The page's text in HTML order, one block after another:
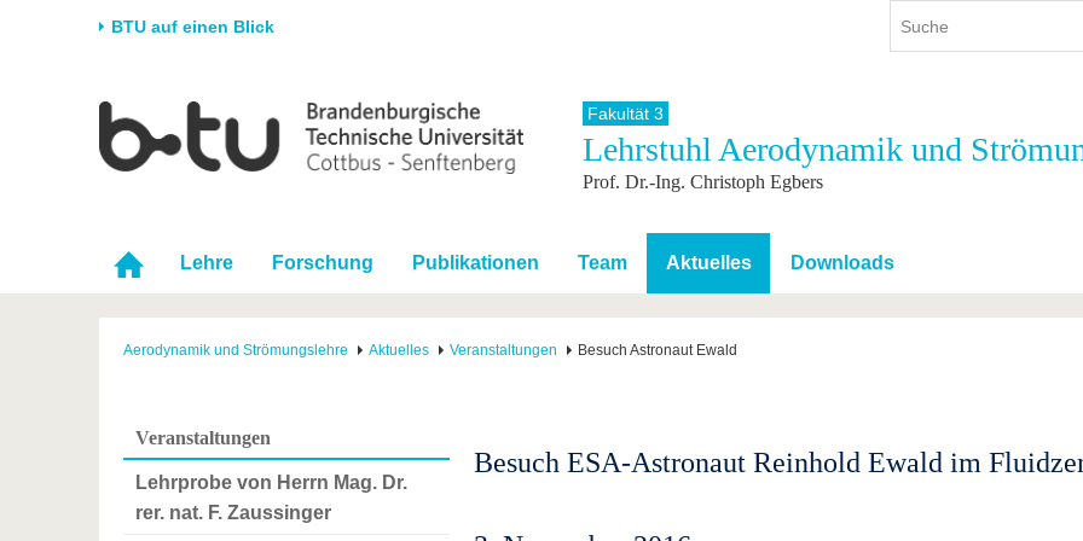
BTU auf einen Blick
Universität
Karriere & Engagement
Partnerschaften &
Strukturwandel
Forschung
Förderung
Wissenschaftlicher
Nachwuchs
Studium
Studienangebot
Im Studium
Nach dem Studium
International
Internationales Profil
Mit der BTU ins Ausland
Für internationale
Studierende
Kontakt
Weiterbildung
Fakultät 3
Lehrstuhl Aerodynamik und
Prof. Dr.-Ing. Christoph Egbers
Lehre Forschung Publikationen Team Aktuelles Downloads
Aerodynamik und Strömungslehre Aktuelles Veranstaltungen Besuch Astronaut Ewald
Veranstaltungen
Lehrprobe von Herrn Mag. Dr.
rer. nat. F. Zaussinger
Besuch ESA-Astronaut Reinhold Ewald im